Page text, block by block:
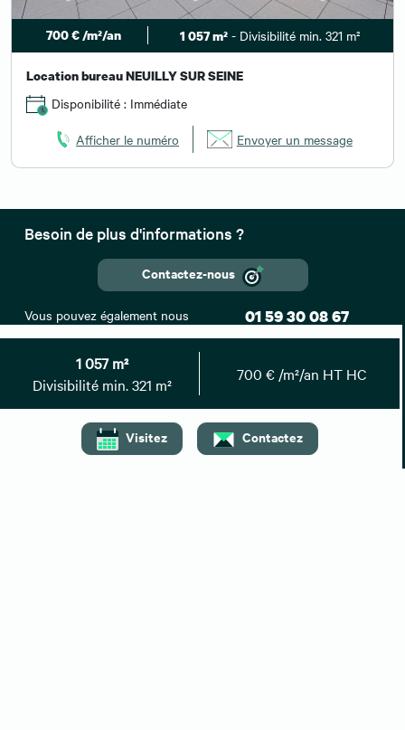
1 057 m²
Divisibilité min. 321 m²
700 € /m²/an HT HC
Visitez Contactez
700 € /m²/an 1 057 m²- Divisibilité min. 321 m²
Location bureau NEUILLY SUR SEINE
Disponibilité : Immédiate
Afficher le numéro Envoyer un message
Retrouvez toutes nos annonces
Nos locations à proximité
Bureaux à louer La Défense
Bureaux à louer Levallois-Perret
Besoin de plus d'informations ?
Contactez-nous
Vous pouvez également nous
01 59 30 08 67